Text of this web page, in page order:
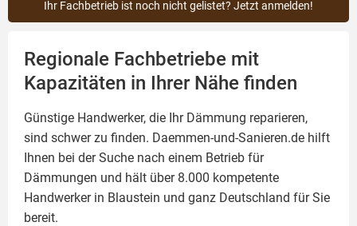
Ihr Fachbetrieb ist noch nicht gelistet? Jetzt anmelden!
Regionale Fachbetriebe mit
Kapazitäten in Ihrer Nähe finden
Günstige Handwerker, die Ihr Dämmung reparieren,
sind schwer zu finden. Daemmen-und-Sanieren.de hilft
Ihnen bei der Suche nach einem Betrieb für
Dämmungen und hält über 8.000 kompetente
Handwerker in Blaustein und ganz Deutschland für Sie
bereit.